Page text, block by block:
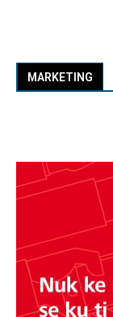
MARKETING